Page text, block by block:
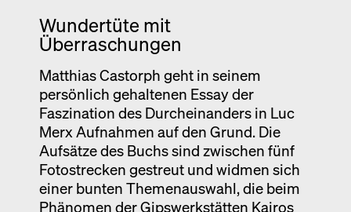
Wundertüte mit
Überraschungen
Matthias Castorph geht in seinem
persönlich gehaltenen Essay der
Faszination des Durcheinanders in Luc
Merx Aufnahmen auf den Grund. Die
Aufsätze des Buchs sind zwischen fünf
Fotostrecken gestreut und widmen sich
einer bunten Themenauswahl, die beim
Phänomen der Gipswerkstätten Kairos